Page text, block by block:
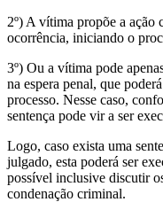
2º) A vítima propõe a
ocorrência, iniciando o
3º) Ou a vítima pode
na espera penal, que
processo. Nesse caso,
sentença pode vir a ser
Logo, caso exista uma
julgado, esta poderá ser
possível inclusive discutir
condenação criminal.